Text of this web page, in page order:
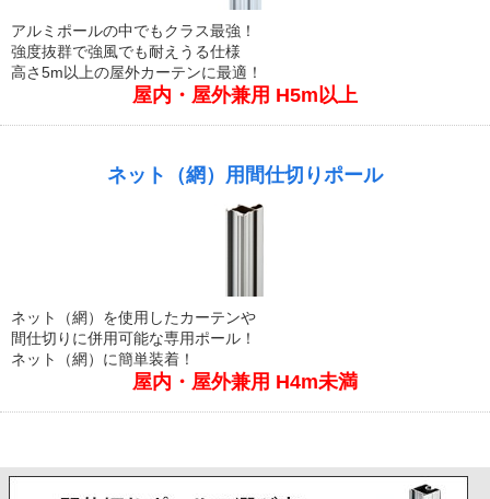
アルミポールの中でもクラス最強！
強度抜群で強風でも耐えうる仕様
高さ5m以上の屋外カーテンに最適！
屋内・屋外兼用 H5m以上
ネット（網）用間仕切りポール
ネット（網）を使用したカーテンや
間仕切りに併用可能な専用ポール！
ネット（網）に簡単装着！
屋内・屋外兼用 H4m未満